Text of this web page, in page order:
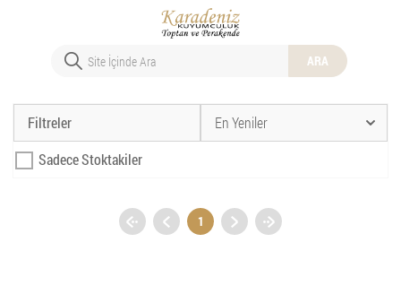
ARA
En Yeniler
Filtreler
Sadece Stoktakiler
1